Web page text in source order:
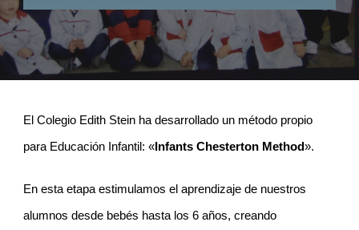
El Colegio Edith Stein ha desarrollado un método propio
para Educación Infantil: « Infants Chesterton Method».
En esta etapa estimulamos el aprendizaje de nuestros
alumnos desde bebés hasta los 6 años, creando